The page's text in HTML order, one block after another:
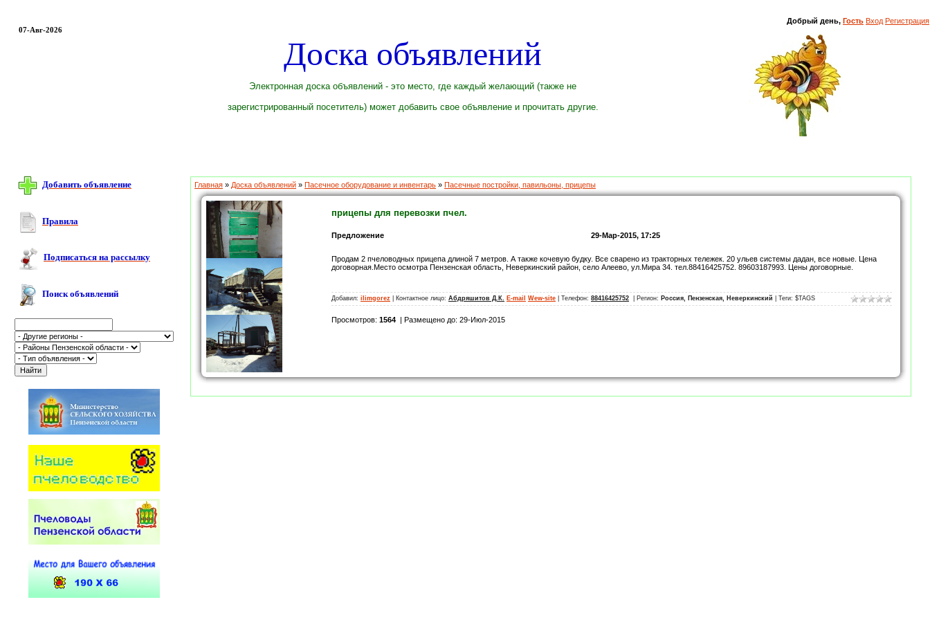
Добрый день, Гость Вход Регистрация
07-Авг-2026
Доска объявлений
Электронная доска объявлений - это место, где каждый желающий (также не
зарегистрированный посетитель) может добавить свое объявление и прочитать другие.
Добавить объявление
Правила
Подписаться на рассылку
Поиск объявлений
Главная » Доска объявлений » Пасечное оборудование и инвентарь » Пасечные постройки, павильоны, прицепы
прицепы для перевозки пчел.
Предложение 29-Мар-2015, 17:25
Продам 2 пчеловодных прицепа длиной 7 метров. А также кочевую будку. Все сварено из тракторных тележек. 20 ульев системы дадан, все новые. Цена
договорная.Место осмотра Пензенская область, Неверкинский район, село Алеево, ул.Мира 34. тел.88416425752. 89603187993. Цены договорные.
Добавил: ilimgorez | Контактное лицо: Абдряшитов Д.К. E-mail Wew-site | Телефон: 88416425752 | Регион: Россия, Пензенская, Неверкинский | Теги: $TAGS
Просмотров: 1564 | Размещено до: 29-Июл-2015